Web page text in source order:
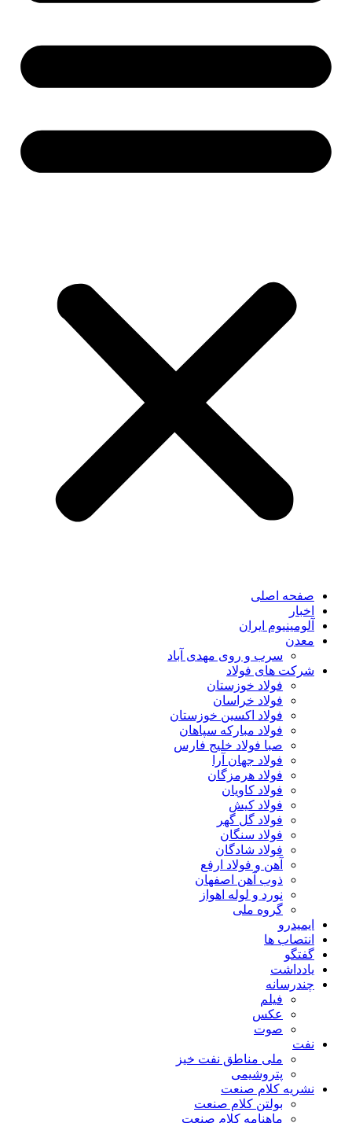
صفحه اصلی
اخبار
آلومینیوم ایران
معدن
سرب و روی مهدی آباد
شرکت های فولاد
فولاد خوزستان
فولاد خراسان
فولاد اکسین خوزستان
فولاد مبارکه سپاهان
صبا فولاد خلیج فارس
فولاد جهان آرا
فولاد هرمزگان
فولاد کاویان
فولاد کیش
فولاد گل گهر
فولاد سنگان
فولاد شادگان
آهن و فولاد ارفع
ذوب آهن اصفهان
نورد و لوله اهواز
گروه ملی
ایمیدرو
انتصاب ها
گفتگو
یادداشت
چندرسانه
فیلم
عکس
صوت
نفت
ملی مناطق نفت خیز
پتروشیمی
نشریه کلام صنعت
بولتن کلام صنعت
ماهنامه کلام صنعت